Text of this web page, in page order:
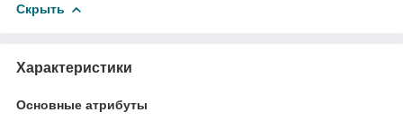
Скрыть
Характеристики
Основные атрибуты